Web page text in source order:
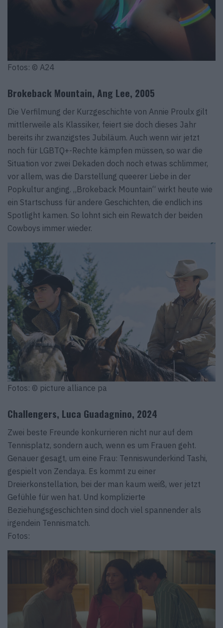
Fotos: © A24
Brokeback Mountain, Ang Lee, 2005
Die Verfilmung der Kurzgeschichte von Annie Proulx gilt
mittlerweile als Klassiker, feiert sie doch dieses Jahr
bereits ihr zwanzigstes Jubiläum. Auch wenn wir jetzt
noch für LGBTQ+-Rechte kämpfen müssen, so war die
Situation vor zwei Dekaden doch noch etwas schlimmer,
vor allem, was die Darstellung queerer Liebe in der
Popkultur anging. „Brokeback Mountain“ wirkt heute wie
ein Startschuss für andere Geschichten, die endlich ins
Spotlight kamen. So lohnt sich ein Rewatch der beiden
Cowboys immer wieder.
Fotos: © picture alliance pa
Challengers, Luca Guadagnino, 2024
Zwei beste Freunde konkurrieren nicht nur auf dem
Tennisplatz, sondern auch, wenn es um Frauen geht.
Genauer gesagt, um eine Frau: Tenniswunderkind Tashi,
gespielt von Zendaya. Es kommt zu einer
Dreierkonstellation, bei der man kaum weiß, wer jetzt
Gefühle für wen hat. Und komplizierte
Beziehungsgeschichten sind doch viel spannender als
irgendein Tennismatch.
Fotos: